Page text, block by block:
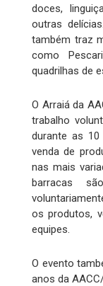
doces,
outras
também traz
como
quadrilhas de
O Arraiá da
trabalho
durante as
venda de
nas mais
barracas
os produtos,
equipes.
O evento
anos da